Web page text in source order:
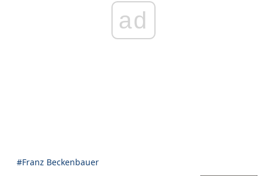
ad
#Franz Beckenbauer